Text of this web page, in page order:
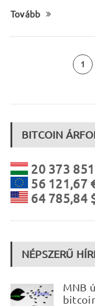
Tovább
1
BITCOIN
20 373
56 121,67
64 785,84
NÉPSZERŰ
MNB